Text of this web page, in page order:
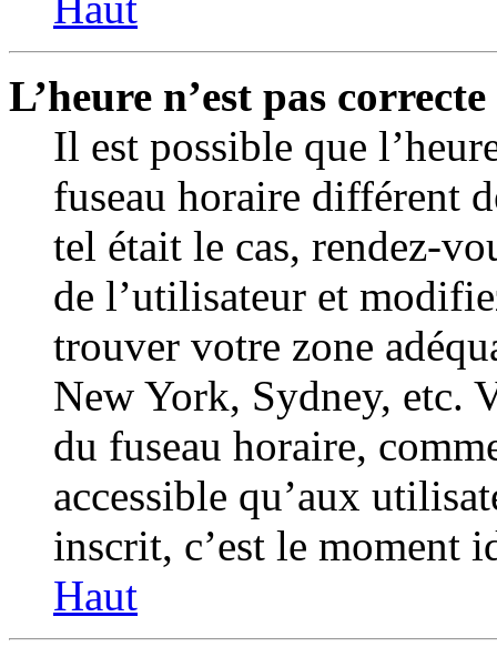
L’heure n’est pas
Il est possible que
fuseau horaire différent
tel était le cas, rendez-
de l’utilisateur et
trouver votre zone
New York, Sydney, etc.
du fuseau horaire,
accessible qu’aux
inscrit, c’est le moment
Haut